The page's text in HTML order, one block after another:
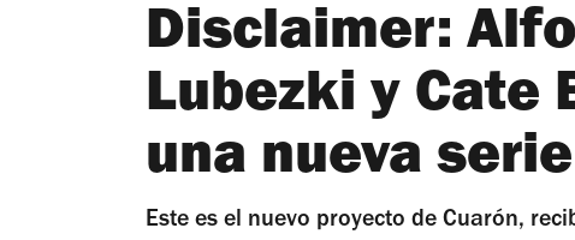
Disclaimer:
Lubezki y Cate
una nueva serie
Este es el nuevo proyecto de Cuarón,